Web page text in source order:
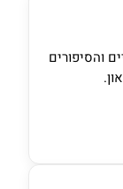
והסיפורים